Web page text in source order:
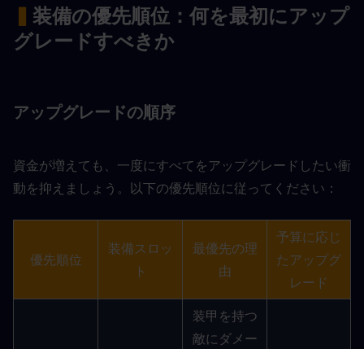
▍ 装備の優先順位：何を最初にアップ
グレードすべきか
アップグレードの順序
資金が増えても、一度にすべてをアップグレードしたい衝
動を抑えましょう。以下の優先順位に従ってください：
優先順位
装備スロッ
ト
最優先の理
由
予算に応じ
たアップグ
レード
装甲を持つ
敵にダメー